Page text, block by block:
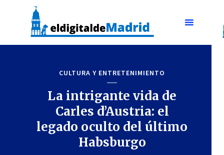
CULTURA Y ENTRETENIMIENTO
La intrigante vida de
Carles d’Austria: el
legado oculto del último
Habsburgo